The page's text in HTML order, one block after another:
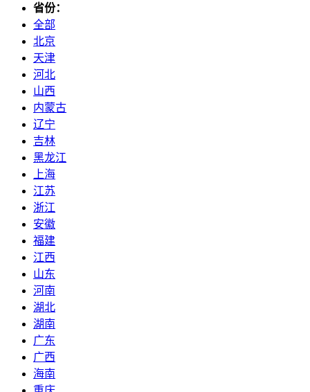
省份：
全部
北京
天津
河北
山西
内蒙古
辽宁
吉林
黑龙江
上海
江苏
浙江
安徽
福建
江西
山东
河南
湖北
湖南
广东
广西
海南